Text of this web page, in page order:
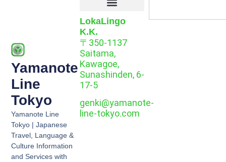
Yamanote
Line
Tokyo
Yamanote Line
Tokyo | Japanese
Travel, Language &
Culture Information
and Services with
LokaLingo
K.K.
〒350-1137
Saitama,
Kawagoe,
Sunashinden, 6-
17-5
genki@yamanote-
line-tokyo.com